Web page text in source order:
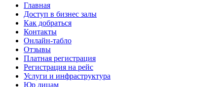
Главная
Доступ в бизнес залы
Как добраться
Контакты
Онлайн-табло
Отзывы
Платная регистрация
Регистрация на рейс
Услуги и инфраструктура
Юр лицам